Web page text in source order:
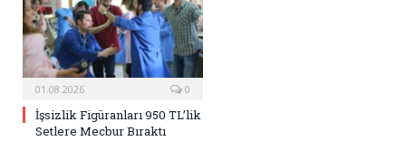
01.08.2026 0
İşsizlik Figüranları 950 TL’lik
Setlere Mecbur Bıraktı